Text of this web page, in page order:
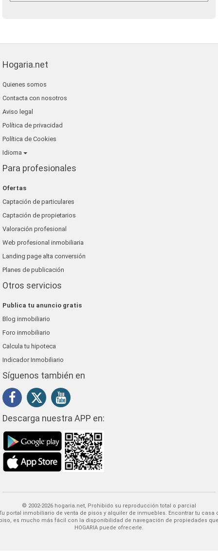
Hogaria.net
Quienes somos
Contacta con nosotros
Aviso legal
Política de privacidad
Política de Cookies
Idioma
Para profesionales
Ofertas
Captación de particulares
Captación de propietarios
Valoración profesional
Web profesional inmobiliaria
Landing page alta conversión
Planes de publicación
Otros servicios
Publica tu anuncio gratis
Blog inmobiliario
Foro inmobiliario
Calcula tu hipoteca
Indicador Inmobiliario
Síguenos también en
Descarga nuestra APP en:
© 2002-2026 hogaria.net, Prohibido su reproducción total o parcial
Encontrar tu casa o
es mucho más fácil con la disponibilidad de navegación de propiedades
HOGARIA puede ofrecerle.